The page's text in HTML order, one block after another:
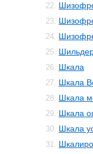
22.
23.
24.
25.
26. Шкала
27. Шкала
28. Шкала
29. Шкала
30. Шкала
31.